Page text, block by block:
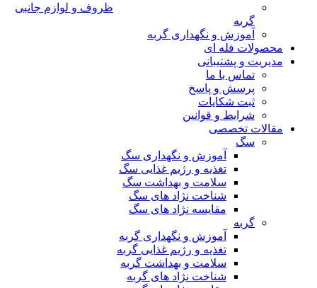
ظروف و لوازم جانبی
گربه
آموزش و نگهداری گربه
محصولات فله ای
مدیریت و پشتیبانی
تماس با ما
پرسش و پاسخ
ثبت شکایات
شرایط و قوانین
مقالات تخصصی
سگ
آموزش و نگهداری سگ
تغذیه و رژیم غذایی سگ
سلامت و بهداشت سگ
شناخت نژاد های سگ
مقایسه نژاد های سگ
گربه
آموزش و نگهداری گربه
تغذیه و رژیم غذایی گربه
سلامت و بهداشت گربه
شناخت نژاد های گربه